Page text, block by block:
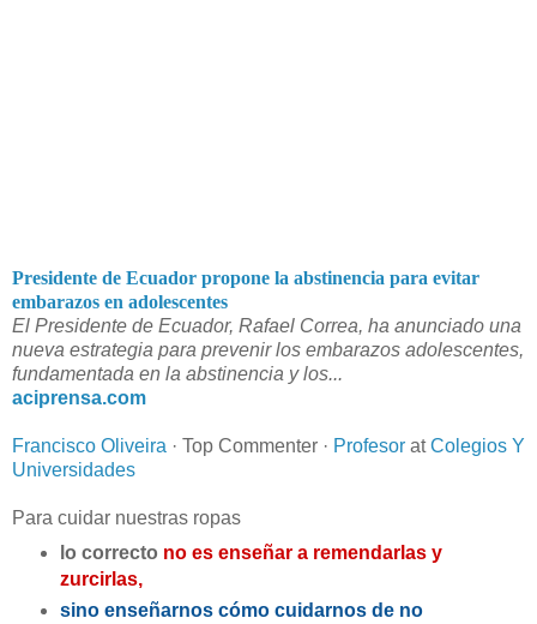
Presidente de Ecuador propone la abstinencia para evitar
embarazos en adolescentes
El Presidente de Ecuador, Rafael Correa, ha anunciado una
nueva estrategia para prevenir los embarazos adolescentes,
fundamentada en la abstinencia y los...
aciprensa.com
Francisco Oliveira · Top Commenter · Profesor atColegios Y
Universidades
Para cuidar nuestras ropas
lo correcto no es enseñar a remendarlas y
zurcirlas,
sino enseñarnos cómo cuidarnos de no